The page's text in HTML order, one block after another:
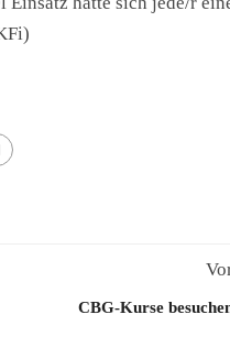
CBG-Kurse